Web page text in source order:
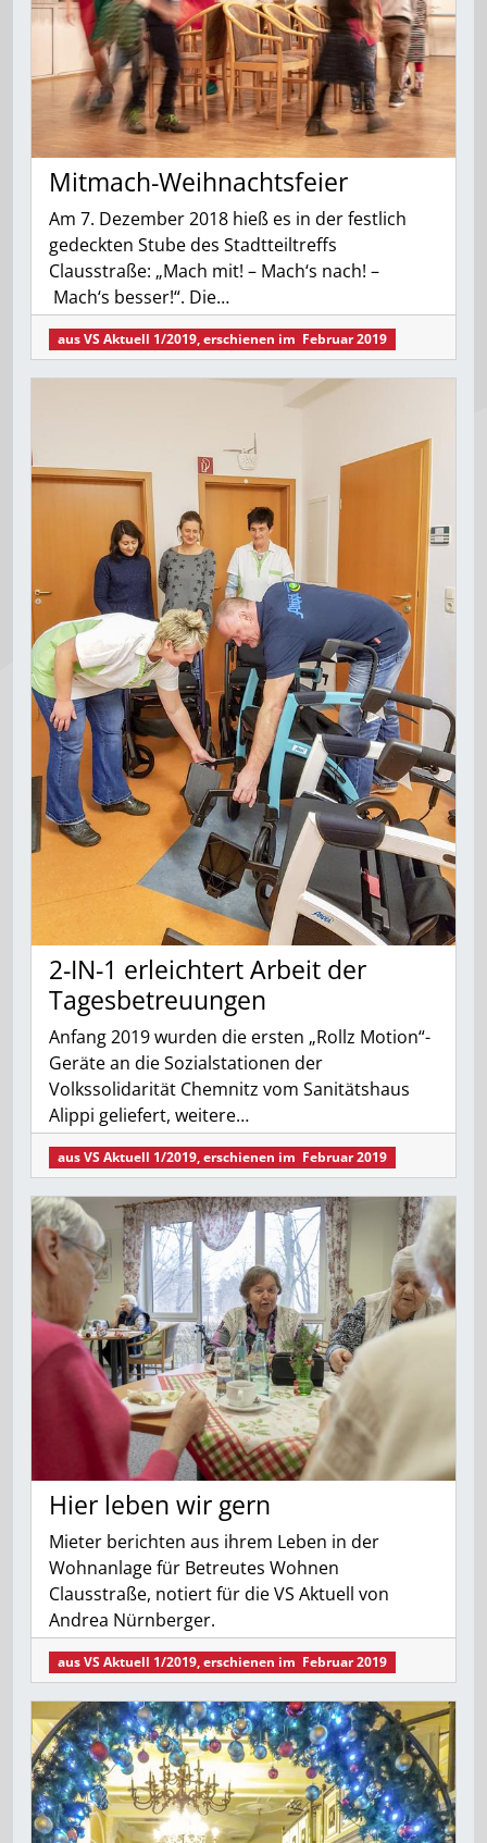
Mitmach-Weihnachtsfeier
Am 7. Dezember 2018 hieß es in der festlich
gedeckten Stube des Stadtteiltreffs
Clausstraße: „Mach mit! – Mach‘s nach! –
Mach‘s besser!“. Die…
ausVS Aktuell 1/2019, erschienen im Februar 2019
2-IN-1 ­erleichtert Arbeit der
Tagesbetreuungen
Anfang 2019 wurden die ersten „Rollz Motion“-
Geräte an die Sozialstationen der
Volkssolidarität Chemnitz vom Sanitätshaus
Alippi geliefert, weitere…
ausVS Aktuell 1/2019, erschienen im Februar 2019
Hier leben wir gern
Mieter berichten aus ihrem Leben in der
Wohnanlage für Betreutes Wohnen
Clausstraße, notiert für die VS Aktuell von
Andrea Nürnberger.
ausVS Aktuell 1/2019, erschienen im Februar 2019